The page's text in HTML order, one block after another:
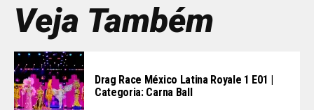
Veja Também
Drag Race México Latina Royale 1 E01 |
Categoria: Carna Ball